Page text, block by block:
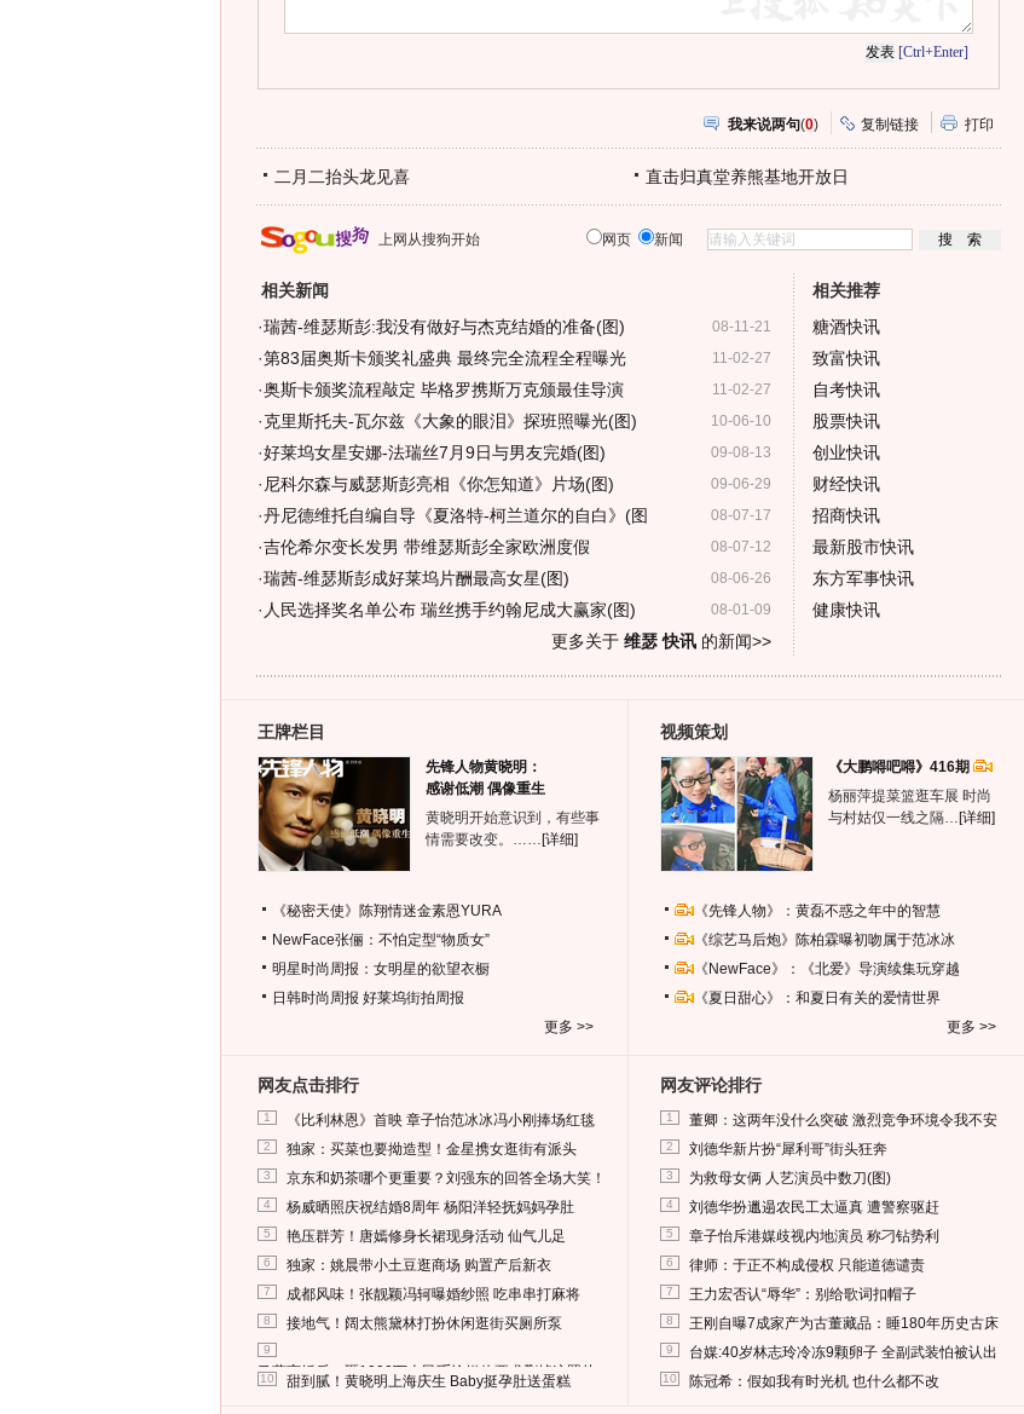
[Ctrl+Enter]
我来说两句(0) 复制链接 打印
二月二抬头龙见喜 直击归真堂养熊基地开放日
上网从搜狗开始 网页 新闻
相关新闻
08-11-21
·瑞茜-维瑟斯彭:我没有做好与杰克结婚的准备(图)
11-02-27
·第83届奥斯卡颁奖礼盛典 最终完全流程全程曝光
11-02-27
·奥斯卡颁奖流程敲定 毕格罗携斯万克颁最佳导演
10-06-10
·克里斯托夫-瓦尔兹《大象的眼泪》探班照曝光(图)
09-08-13
·好莱坞女星安娜-法瑞丝7月9日与男友完婚(图)
09-06-29
· 尼科尔森与威瑟斯彭亮相《你怎知道》片场(图)
08-07-17
·丹尼德维托自编自导《夏洛特-柯兰道尔的自白》(图
08-07-12
·吉伦希尔变长发男 带维瑟斯彭全家欧洲度假
08-06-26
·瑞茜-维瑟斯彭成好莱坞片酬最高女星(图)
08-01-09
· 人民选择奖名单公布 瑞丝携手约翰尼成大赢家(图)
更多关于 维瑟 快讯的新闻>>
相关推荐
糖酒快讯
致富快讯
自考快讯
股票快讯
创业快讯
财经快讯
招商快讯
最新股市快讯
东方军事快讯
健康快讯
王牌栏目
先锋人物黄晓明：
感谢低潮 偶像重生
黄晓明开始意识到，有些事
情需要改变。…… [详细]
《秘密天使》陈翔情迷金素恩YURA
NewFace张俪：不怕定型“物质女”
明星时尚周报：女明星的欲望衣橱
日韩时尚周报 好莱坞街拍周报
更多 >>
视频策划
《大鹏嘚吧嘚》416期
杨丽萍提菜篮逛车展 时尚
与村姑仅一线之隔… [详细]
《先锋人物》：黄磊不惑之年中的智慧
《综艺马后炮》陈柏霖曝初吻属于范冰冰
《NewFace》：《北爱》导演续集玩穿越
《夏日甜心》：和夏日有关的爱情世界
更多 >>
网友点击排行
1 《比利林恩》首映 章子怡范冰冰冯小刚捧场红毯
2 独家：买菜也要拗造型！金星携女逛街有派头
3 京东和奶茶哪个更重要？刘强东的回答全场大笑！
4 杨威晒照庆祝结婚8周年 杨阳洋轻抚妈妈孕肚
5 艳压群芳！唐嫣修身长裙现身活动 仙气儿足
6 独家：姚晨带小土豆逛商场 购置产后新衣
7 成都风味！张靓颖冯轲曝婚纱照 吃串串打麻将
8 接地气！阔太熊黛林打扮休闲逛街买厕所泵
9
马蓉离婚后，砸1000万人民币给媒体要求删掉这照片
10 甜到腻！黄晓明上海庆生 Baby挺孕肚送蛋糕
网友评论排行
1 董卿：这两年没什么突破 激烈竞争环境令我不安
2 刘德华新片扮“犀利哥”街头狂奔
3 为救母女俩 人艺演员中数刀(图)
4 刘德华扮邋遢农民工太逼真 遭警察驱赶
5 章子怡斥港媒歧视内地演员 称刁钻势利
6 律师：于正不构成侵权 只能道德谴责
7 王力宏否认“辱华”：别给歌词扣帽子
8 王刚自曝7成家产为古董藏品：睡180年历史古床
9 台媒:40岁林志玲冷冻9颗卵子 全副武装怕被认出
10 陈冠希：假如我有时光机 也什么都不改